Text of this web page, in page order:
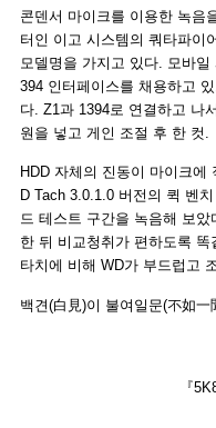
콘덴서 마이크를 이용한 녹음
터인 이고 시스템의 쿼타파이
모델명을 가지고 있다. 모바
394 인터페이스를 채용하고
다. Z1과 1394로 연결하고 나
원을 넣고 게인 조절 후 한 컷.
HDD 자체의 진동이 마이크에
D Tach 3.0.1.0 버전의 퀵 벤
드 테스트 구간을 녹음해 보
한 뒤 비교청취가 편하도록
타치에 비해 WD가 부드럽고
백견(白見)이 불여일문(不如
『